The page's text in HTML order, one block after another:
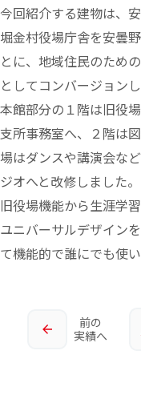
今回紹介する建物は、
堀金村役場庁舎を安曇
とに、地域住民のため
としてコンバージョン
本館部分の１階は旧役
支所事務室へ、２階は
場はダンスや講演会な
ジオへと改修しました。
旧役場機能から生涯学
ユニバーサルデザイン
て機能的で誰にでも使
前の
実績へ